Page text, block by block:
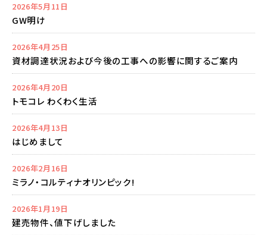
2026年5月11日
GW明け
2026年4月25日
資材調達状況および今後の工事への影響に関するご案内
2026年4月20日
トモコレ わくわく生活
2026年4月13日
はじめまして
2026年2月16日
ミラノ・コルティナオリンピック!
2026年1月19日
建売物件、値下げしました